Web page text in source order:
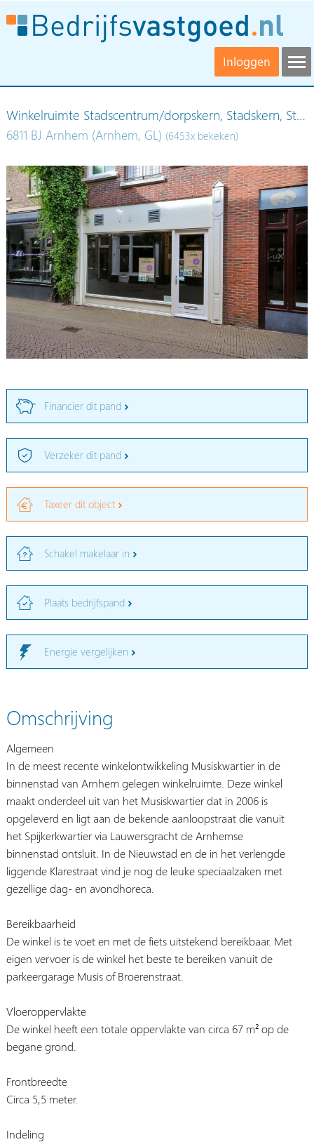
Inloggen
Winkelruimte Stadscentrum/dorpskern, Stadskern, St…
6811 BJ Arnhem (Arnhem, GL) (6453x bekeken)
Financier dit pand
Verzeker dit pand
Taxeer dit object
Schakel makelaar in
Plaats bedrijfspand
Energie vergelijken
Omschrijving
Algemeen
In de meest recente winkelontwikkeling Musiskwartier in de
binnenstad van Arnhem gelegen winkelruimte. Deze winkel
maakt onderdeel uit van het Musiskwartier dat in 2006 is
opgeleverd en ligt aan de bekende aanloopstraat die vanuit
het Spijkerkwartier via Lauwersgracht de Arnhemse
binnenstad ontsluit. In de Nieuwstad en de in het verlengde
liggende Klarestraat vind je nog de leuke speciaalzaken met
gezellige dag- en avondhoreca.
Bereikbaarheid
De winkel is te voet en met de fiets uitstekend bereikbaar. Met
eigen vervoer is de winkel het beste te bereiken vanuit de
parkeergarage Musis of Broerenstraat.
Vloeroppervlakte
De winkel heeft een totale oppervlakte van circa 67 m² op de
begane grond.
Frontbreedte
Circa 5,5 meter.
Indeling